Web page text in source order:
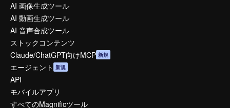
AI 画像生成ツール
AI 動画生成ツール
AI 音声合成ツール
ストックコンテンツ
Claude/ChatGPT向けMCP 新規
エージェント 新規
API
モバイルアプリ
すべてのMagnificツール